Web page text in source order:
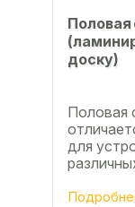
Половая
доску)
Половая
для